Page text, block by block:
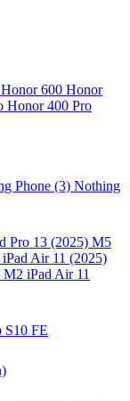
Honor 600 Honor
Honor 400 Pro
Phone (3) Nothing
Pro 13 (2025) M5
iPad Air 11 (2025)
M2 iPad Air 11
S10 FE